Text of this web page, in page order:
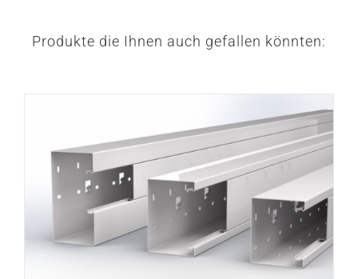
Produkte die Ihnen auch gefallen könnten: